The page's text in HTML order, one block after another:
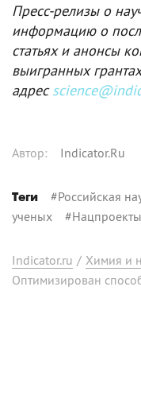
Пресс-релизы о
информацию о
статьях и анонсы
выигранных
адрес
Автор: Indicator.Ru
Теги #Российская
ученых #Нацпроекты
Indicator.ru / Химия и
Оптимизирован